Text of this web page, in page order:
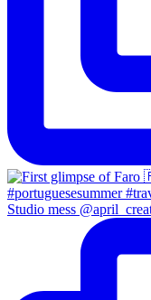
Studio mess